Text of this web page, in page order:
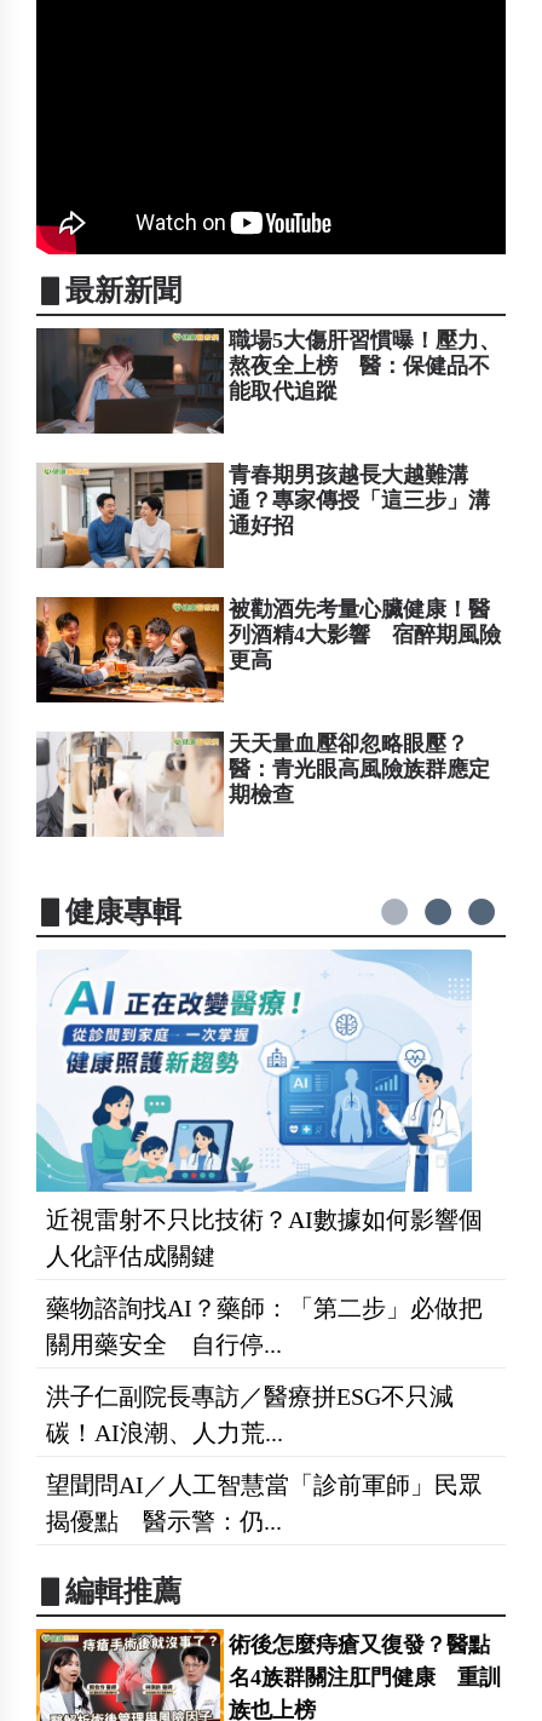
▋最新新聞
職場5大傷肝習慣曝！壓力、
熬夜全上榜 醫：保健品不
能取代追蹤
青春期男孩越長大越難溝
通？專家傳授「這三步」溝
通好招
被勸酒先考量心臟健康！醫
列酒精4大影響 宿醉期風險
更高
天天量血壓卻忽略眼壓？
醫：青光眼高風險族群應定
期檢查
▋健康專輯
近視雷射不只比技術？AI數據如何影響個
人化評估成關鍵
藥物諮詢找AI？藥師：「第二步」必做把
關用藥安全 自行停...
洪子仁副院長專訪／醫療拼ESG不只減
碳！AI浪潮、人力荒...
望聞問AI／人工智慧當「診前軍師」民眾
揭優點 醫示警：仍...
▋編輯推薦
術後怎麼痔瘡又復發？醫點
名4族群關注肛門健康 重訓
族也上榜